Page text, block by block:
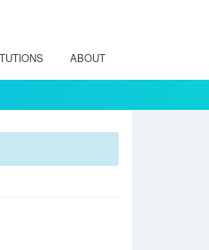
ABOUT